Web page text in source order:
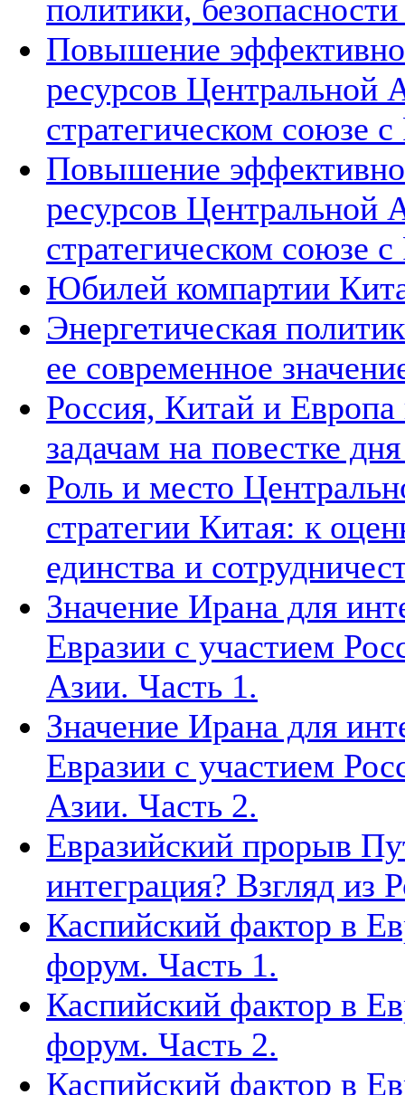
политики,
Повышение
ресурсов Центральной
стратегическом союзе
Повышение
ресурсов Центральной
стратегическом союзе
Юбилей компартии
Энергетическая
ее современное
Россия, Китай и
задачам на повестке
Роль и место
стратегии Китая: к
единства и
Значение Ирана для
Евразии с участием
Азии. Часть 1.
Значение Ирана для
Евразии с участием
Азии. Часть 2.
Евразийский прорыв
интеграция? Взгляд из
Каспийский фактор в
форум. Часть 1.
Каспийский фактор в
форум. Часть 2.
Каспийский фактор в